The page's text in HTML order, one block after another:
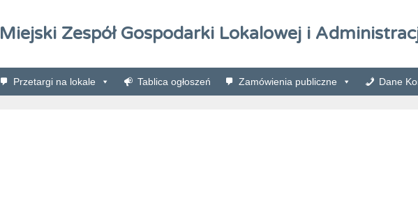
Miejski Zespół Gospodarki Lokalowej i
Przetargi na lokale Tablica ogłoszeń Zamówienia publiczne Dane